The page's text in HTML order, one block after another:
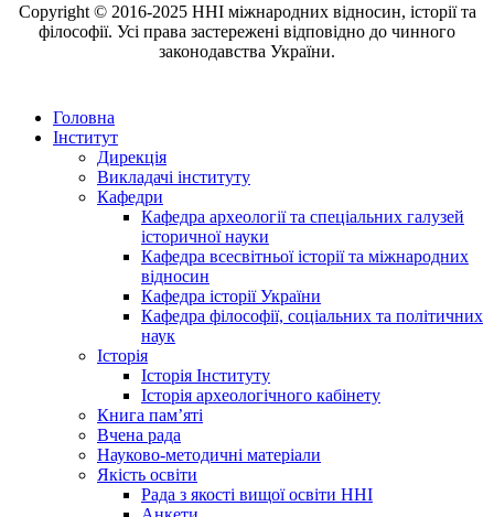
Copyright © 2016-2025 ННІ міжнародних відносин, історії та
філософії. Усі права застережені відповідно до чинного
законодавства України.
Головна
Інститут
Дирекція
Викладачі інституту
Кафедри
Кафедра археології та спеціальних галузей
історичної науки
Кафедра всесвітньої історії та міжнародних
відносин
Кафедра історії України
Кафедра філософії, соціальних та політичних
наук
Історія
Історія Інституту
Історія археологічного кабінету
Книга памʼяті
Вчена рада
Науково-методичні матеріали
Якість освіти
Рада з якості вищої освіти ННІ